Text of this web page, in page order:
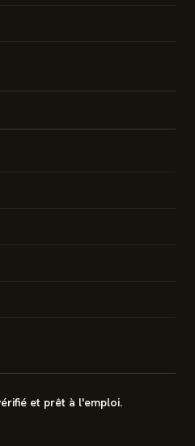
et prêt à l'emploi.